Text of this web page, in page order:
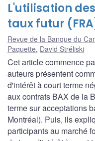
L'utilisation
taux futur
Revue de la Banque du
Paquette, David Stréliski
Cet article commence
auteurs présentent
d'intérêt à court terme
aux contrats BAX de la
terme sur acceptations
Montréal). Puis, ils
participants au marché